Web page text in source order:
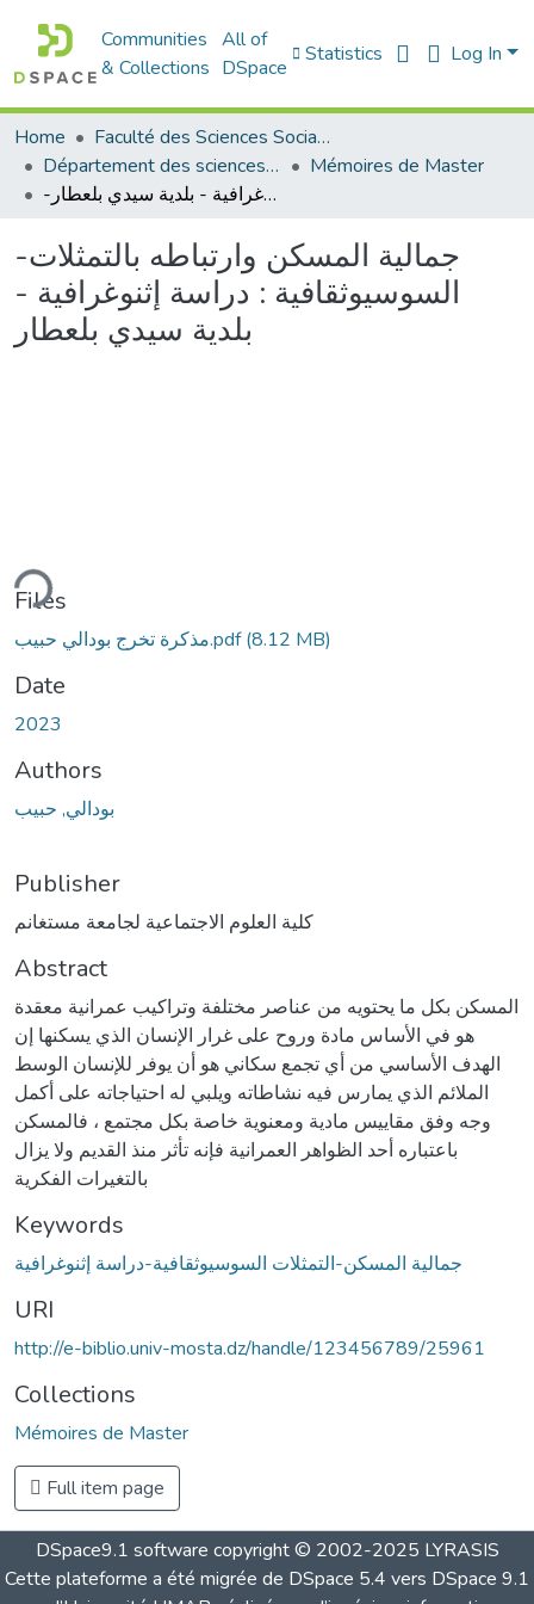
Communities
& Collections
All of
DSpace
Statistics Log In
Home
Faculté des Sciences Sociales
Département des sciences sociales
Mémoires de Master
-جمالية المسكن وارتباطه بالتمثلات السوسيوثقافية : دراسة إثنوغرافية - بلدية سيدي بلعطار
-جمالية المسكن وارتباطه بالتمثلات
السوسيوثقافية : دراسة إثنوغرافية -
بلدية سيدي بلعطار
Files
مذكرة تخرج بودالي حبيب.pdf(8.12 MB)
Date
2023
Authors
بودالي, حبيب
Publisher
كلية العلوم الاجتماعية لجامعة مستغانم
Abstract
المسكن بكل ما يحتويه من عناصر مختلفة وتراكيب عمرانية معقدة
هو في الأساس مادة وروح على غرار الإنسان الذي يسكنها إن
الهدف الأساسي من أي تجمع سكاني هو أن يوفر للإنسان الوسط
الملائم الذي يمارس فيه نشاطاته ويلبي له احتياجاته على أكمل
وجه وفق مقاييس مادية ومعنوية خاصة بكل مجتمع ، فالمسكن
باعتباره أحد الظواهر العمرانية فإنه تأثر منذ القديم ولا يزال
بالتغيرات الفكرية
Keywords
جمالية المسكن-التمثلات السوسيوثقافية-دراسة إثنوغرافية
URI
http://e-biblio.univ-mosta.dz/handle/123456789/25961
Collections
Mémoires de Master
Full item page
DSpace9.1 software copyright © 2002-2025 LYRASIS
Cette plateforme a été migrée de DSpace 5.4 vers DSpace 9.1